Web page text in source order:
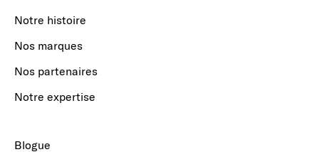
Notre histoire
Nos marques
Nos partenaires
Notre expertise
Blogue